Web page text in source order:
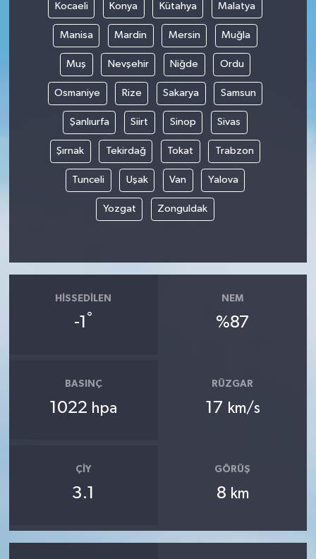
Kocaeli Konya Kütahya Malatya
Manisa Mardin Mersin Muğla
Muş Nevşehir Niğde Ordu
Osmaniye Rize Sakarya Samsun
Şanlıurfa Siirt Sinop Sivas
Şırnak Tekirdağ Tokat Trabzon
Tunceli Uşak Van Yalova
Yozgat Zonguldak
HISSEDILEN
-1 °
NEM
%87
BASINÇ
1022 hpa
RÜZGAR
17 km/s
ÇIY
3.1
GÖRÜŞ
8 km